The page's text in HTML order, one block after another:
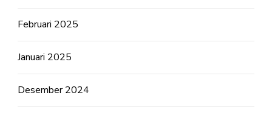
Februari 2025
Januari 2025
Desember 2024